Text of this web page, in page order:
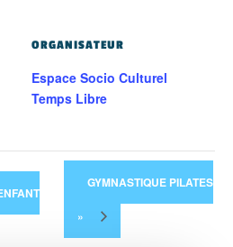
ORGANISATEUR
Espace Socio Culturel
Temps Libre
GYMNASTIQUE PILATES
»